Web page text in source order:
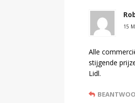
15
Alle
stijgende
Lidl.